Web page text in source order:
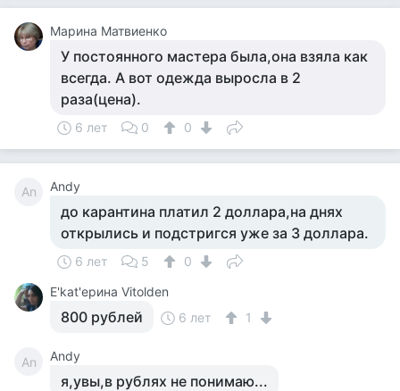
Марина Матвиенко
У постоянного мастера была,она взяла как
всегда. А вот одежда выросла в 2
раза(цена).
6 лет 0 0
An Andy
до карантина платил 2 доллара,на днях
открылись и подстригся уже за 3 доллара.
6 лет 5
0
Е'kat'ерина Vitolden
800 рублей 6 лет 1
An Andy
я,увы,в рублях не понимаю...